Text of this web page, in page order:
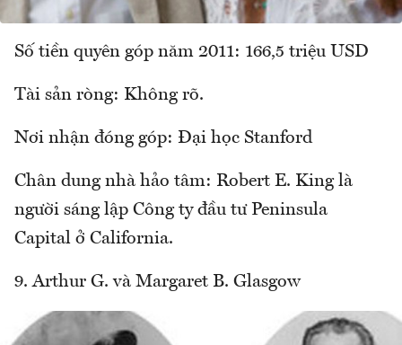
Số tiền quyên góp năm 2011: 166,5 triệu USD
Tài sản ròng: Không rõ.
Nơi nhận đóng góp: Đại học Stanford
Chân dung nhà hảo tâm: Robert E. King là
người sáng lập Công ty đầu tư Peninsula
Capital ở California.
9. Arthur G. và Margaret B. Glasgow